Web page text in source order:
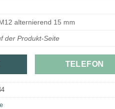
alternierend 15 mm
der Produkt-Seite
TELEFON